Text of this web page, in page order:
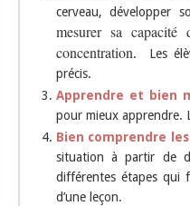
cerveau, développer
mesurer sa capacité
concentration. Les
précis.
Apprendre et bien
pour mieux apprendre.
Bien comprendre
situation à partir de
différentes étapes qui
d’une leçon.